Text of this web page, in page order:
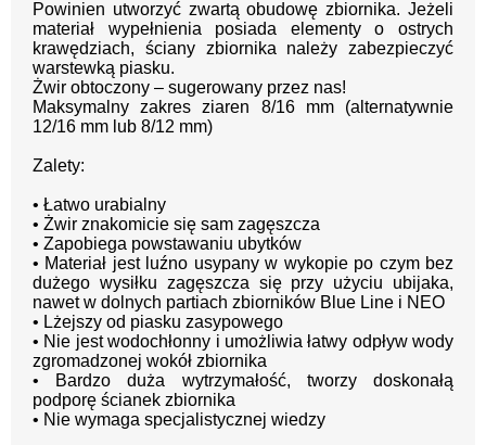
Powinien utworzyć zwartą obudowę zbiornika. Jeżeli
materiał wypełnienia posiada elementy o ostrych
krawędziach, ściany zbiornika należy zabezpieczyć
warstewką piasku.
Żwir obtoczony – sugerowany przez nas!
Maksymalny zakres ziaren 8/16 mm (alternatywnie
12/16 mm lub 8/12 mm)
Zalety:
• Łatwo urabialny
• Żwir znakomicie się sam zagęszcza
• Zapobiega powstawaniu ubytków
• Materiał jest luźno usypany w wykopie po czym bez
dużego wysiłku zagęszcza się przy użyciu ubijaka,
nawet w dolnych partiach zbiorników Blue Line i NEO
• Lżejszy od piasku zasypowego
• Nie jest wodochłonny i umożliwia łatwy odpływ wody
zgromadzonej wokół zbiornika
•
Bardzo duża wytrzymałość, tworzy doskonałą
podporę ścianek zbiornika
• Nie wymaga specjalistycznej wiedzy